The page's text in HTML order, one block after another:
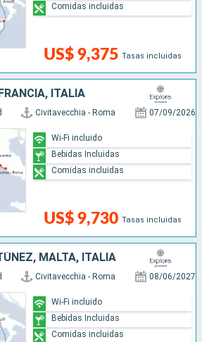
US$ 9,375 Tasas incluidas
Comidas incluidas
ITALIA
Civitavecchia - Roma 07/09/2026
US$ 9,730 Tasas incluidas
Wi-Fi incluido
Bebidas Incluidas
Comidas incluidas
MALTA, ITALIA
Civitavecchia - Roma 08/06/2027
Wi-Fi incluido
Bebidas Incluidas
Comidas incluidas